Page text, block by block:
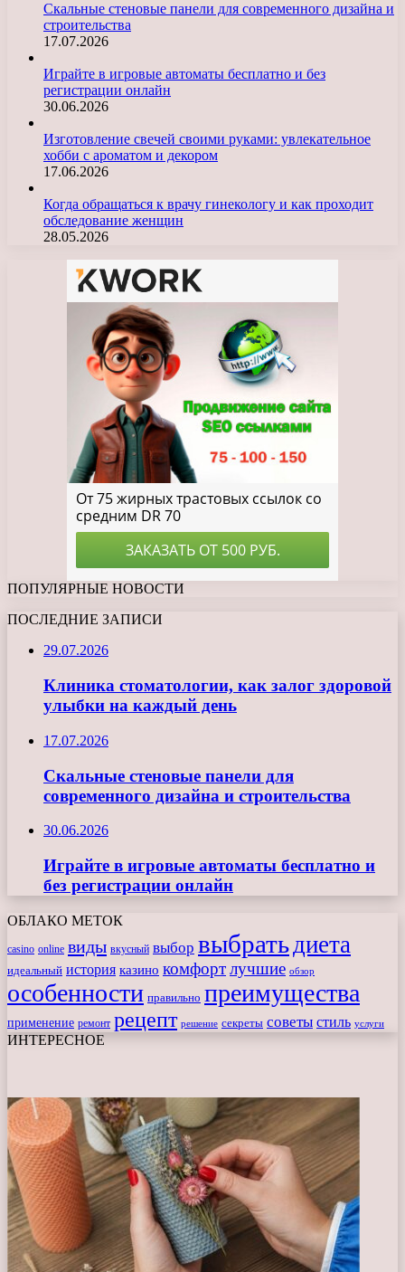
Скальные стеновые панели для современного дизайна и
строительства
17.07.2026
Играйте в игровые автоматы бесплатно и без
регистрации онлайн
30.06.2026
Изготовление свечей своими руками: увлекательное
хобби с ароматом и декором
17.06.2026
Когда обращаться к врачу гинекологу и как проходит
обследование женщин
28.05.2026
ПОПУЛЯРНЫЕ НОВОСТИ
ПОСЛЕДНИЕ ЗАПИСИ
29.07.2026
Клиника стоматологии, как залог здоровой
улыбки на каждый день
17.07.2026
Скальные стеновые панели для
современного дизайна и строительства
30.06.2026
Играйте в игровые автоматы бесплатно и
без регистрации онлайн
ОБЛАКО МЕТОК
casino online виды вкусный выбор выбрать диета
идеальный история казино комфортлучшие обзор
особенности правильно преимущества
применение ремонт рецепт решение секреты советы стиль услуги
ИНТЕРЕСНОЕ